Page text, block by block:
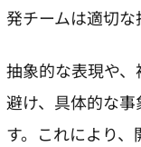
発チームは適切な
抽象的な表現や
避け、具体的な
す。これにより